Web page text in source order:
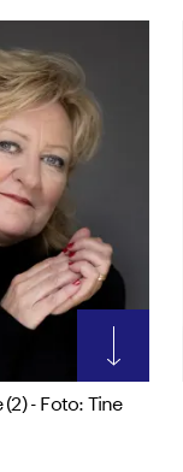
- Foto: Tine